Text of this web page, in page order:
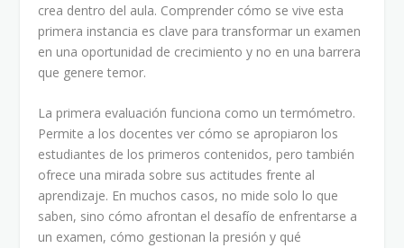
crea dentro del aula. Comprender cómo se vive esta
primera instancia es clave para transformar un examen
en una oportunidad de crecimiento y no en una barrera
que genere temor.
La primera evaluación funciona como un termómetro.
Permite a los docentes ver cómo se apropiaron los
estudiantes de los primeros contenidos, pero también
ofrece una mirada sobre sus actitudes frente al
aprendizaje. En muchos casos, no mide solo lo que
saben, sino cómo afrontan el desafío de enfrentarse a
un examen, cómo gestionan la presión y qué